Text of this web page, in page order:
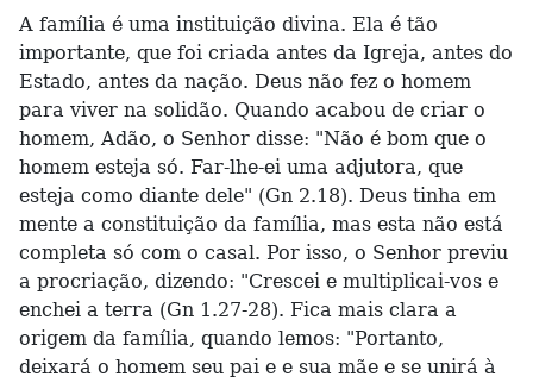
A família é uma instituição divina. Ela é tão
importante, que foi criada antes da Igreja, antes do
Estado, antes da nação. Deus não fez o homem
para viver na solidão. Quando acabou de criar o
homem, Adão, o Senhor disse: "Não é bom que o
homem esteja só. Far-lhe-ei uma adjutora, que
esteja como diante dele" (Gn 2.18). Deus tinha em
mente a constituição da família, mas esta não está
completa só com o casal. Por isso, o Senhor previu
a procriação, dizendo: "Crescei e multiplicai-vos e
enchei a terra (Gn 1.27-28). Fica mais clara a
origem da família, quando lemos: "Portanto,
deixará o homem seu pai e e sua mãe e se unirá à